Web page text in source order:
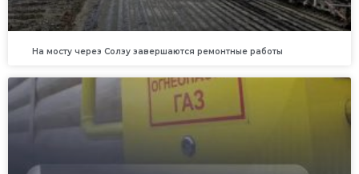
На мосту через Солзу завершаются ремонтные работы